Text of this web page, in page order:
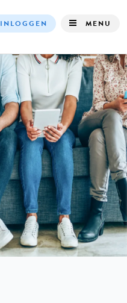
navigation
INLOGGEN MENU